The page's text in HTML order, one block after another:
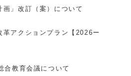
」改訂（案）について
アクションプラン【2026ー
合教育会議について